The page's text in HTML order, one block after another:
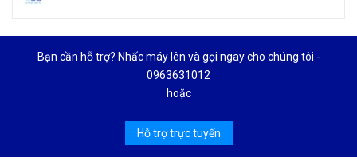
Bạn cần hỗ trợ? Nhấc máy lên và gọi ngay cho chúng tôi -
0963631012
hoặc
Hỗ trợ trực tuyến